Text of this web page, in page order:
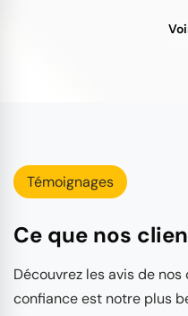
Témoignages
Ce que nos
Découvrez les avis de
confiance est notre plus